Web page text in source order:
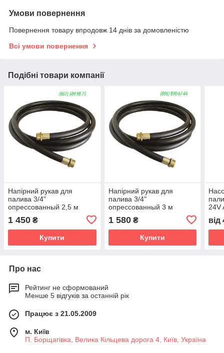
Умови повернення
Повернення товару впродовж 14 днів за домовленістю
Всі умови повернення
Подібні товари компанії
Напірний рукав для
палива 3/4"
опрессованный 2,5 м
1 450 ₴
Купити
Напірний рукав для
палива 3/4"
опрессованный 3 м
1 580₴
Купити
24V
від
Про нас
Рейтинг не сформований
Менше 5 відгуків за останній рік
Працює з 21.05.2009
м. Київ
П. Борщагівка, Велика Кільцева дорога 4, Київ, Україна